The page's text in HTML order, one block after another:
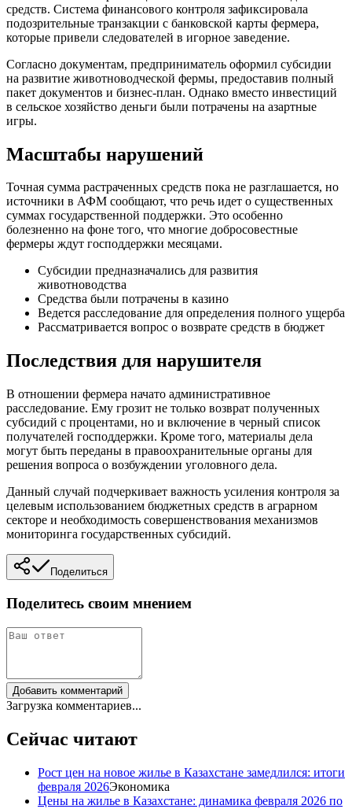
средств. Система финансового контроля зафиксировала
подозрительные транзакции с банковской карты фермера,
которые привели следователей в игорное заведение.
Согласно документам, предприниматель оформил субсидии
на развитие животноводческой фермы, предоставив полный
пакет документов и бизнес-план. Однако вместо инвестиций
в сельское хозяйство деньги были потрачены на азартные
игры.
Масштабы нарушений
Точная сумма растраченных средств пока не разглашается, но
источники в АФМ сообщают, что речь идет о существенных
суммах государственной поддержки. Это особенно
болезненно на фоне того, что многие добросовестные
фермеры ждут господдержки месяцами.
Субсидии предназначались для развития
животноводства
Средства были потрачены в казино
Ведется расследование для определения полного ущерба
Рассматривается вопрос о возврате средств в бюджет
Последствия для нарушителя
В отношении фермера начато административное
расследование. Ему грозит не только возврат полученных
субсидий с процентами, но и включение в черный список
получателей господдержки. Кроме того, материалы дела
могут быть переданы в правоохранительные органы для
решения вопроса о возбуждении уголовного дела.
Данный случай подчеркивает важность усиления контроля за
целевым использованием бюджетных средств в аграрном
секторе и необходимость совершенствования механизмов
мониторинга государственных субсидий.
Поделиться
Поделитесь своим мнением
Добавить комментарий
Загрузка комментариев...
Сейчас читают
Рост цен на новое жилье в Казахстане замедлился: итоги
февраля 2026Экономика
Цены на жилье в Казахстане: динамика февраля 2026 по